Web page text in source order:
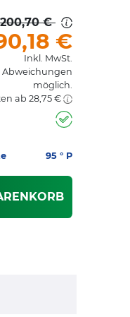
200,70 €
€
Inkl. MwSt.
Abweichungen
möglich.
ab 28,75 €
95 ° P